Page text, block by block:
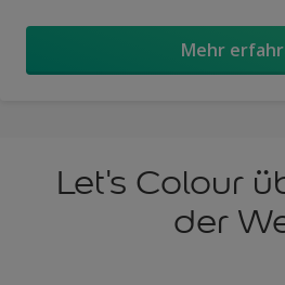
Mehr
Let's Colour
der